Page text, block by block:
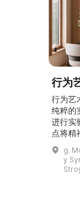
行为
行为艺
纯粹的
进行实
点将精
中心将
和外国艺术
括互
g.
y